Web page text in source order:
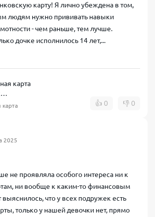
карту! Я лично убеждена в том,
людям нужно прививать навыки
- чем раньше, тем лучше.
дочке исполнилось 14 лет,...
карта
карта 👍 0 👎 0
2025
не проявляла особого интереса ни к
ни вообще к каким-то финансовым
выяснилось, что у всех подружек есть
только у нашей девочки нет, прямо